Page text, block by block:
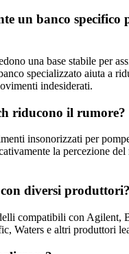
un banco specifico
una base stabile per
specializzato aiuta a
indesiderati.
riducono il rumore?
insonorizzati per
la percezione del
diversi produttori?
compatibili con Agilent,
Waters e altri produttori